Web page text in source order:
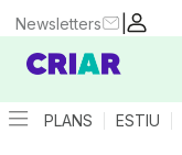
|
Newsletters
PLANS ESTIU